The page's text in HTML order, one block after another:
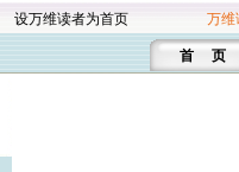
设万维读者为首页 万维
首 页